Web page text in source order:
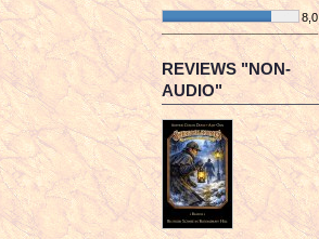
8,0
¯¯¯¯¯¯¯¯¯¯¯¯¯¯¯¯¯¯¯¯¯¯¯¯
REVIEWS "NON-
AUDIO"